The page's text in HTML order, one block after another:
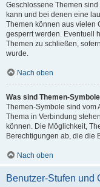
Geschlossene Themen
kann und bei denen eine
Themen können aus vielen
gesperrt werden. Eventuell
Themen zu schließen,
wurde.
Nach oben
Was sind Themen-
Themen-Symbole sind vom
Thema in Verbindung
können. Die Möglichkeit,
Berechtigungen ab, die die
Nach oben
Benutzer-Stufen und